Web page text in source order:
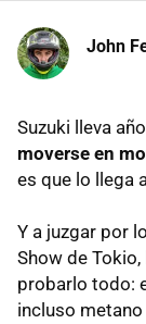
John
Suzuki lleva
moverse en
es que lo llega
Y a juzgar por
Show de
probarlo todo:
incluso